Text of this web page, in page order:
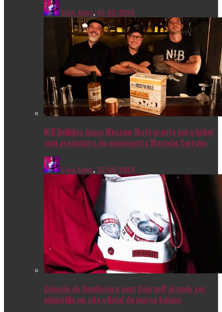
Livia Alves, 07/03/2025
NIB Bebidas lança Moscow Mule pronto para beber
com assinatura do mixologista Marcelo Serrano
Livia Alves, 22/05/2024
Coleção de Dendezeiro com Smirnoff já pode ser
adquirida no site oficial da marca baiana